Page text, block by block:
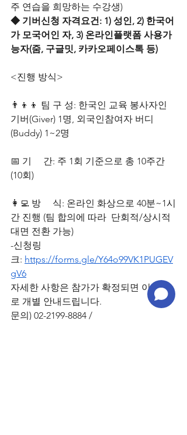
주 연습을 희망하는 수강생)
◆ 기버신청 자격요건: 1) 성인, 2) 한국어
가 모국어인 자, 3) 온라인플랫폼 사용가
능자(줌, 구글밋, 카카오페이스톡 등)
<진행 방식>
👨‍👦‍👦 팀 구 성: 한국인 교육 봉사자인
기버(Giver) 1명, 외국인참여자 버디
(Buddy) 1~2명
📅 기     간: 주 1회 기준으로 총 10주간
(10회)
👩‍💻 방     식: 온라인 화상으로 40분~1시
간 진행 (팀 합의에 따라  단회적/상시적
대면 전환 가능)
-신청링
크: https://forms.gle/Y64o99VK1PUGEV
gV6
자세한 사항은 참가가 확정되면 이메일
로 개별 안내드립니다.
문의) 02-2199-8884 /